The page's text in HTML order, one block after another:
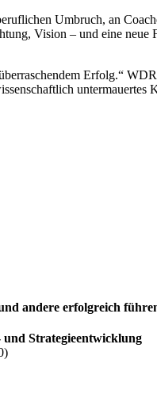
Umbruch, an
Vision – und eine neue
Erfolg.“ WDR
andere erfolgreich
Strategieentwicklung